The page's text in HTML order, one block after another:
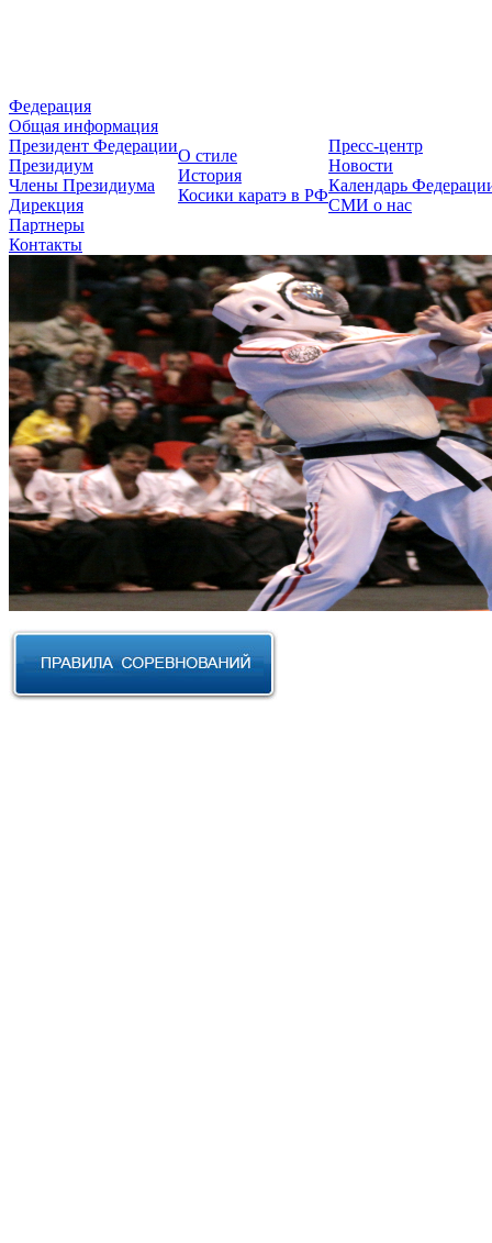
Федерация
Общая информация
Президент Федерации
Президиум
Члены Президиума
Дирекция
Партнеры
Контакты
О стиле
История
Косики каратэ в РФ
Пресс-центр
Новости
Календарь
СМИ о нас